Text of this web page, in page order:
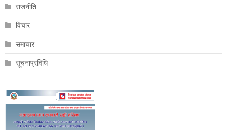
राजनीति
विचार
समाचार
सूचनाप्रविधि